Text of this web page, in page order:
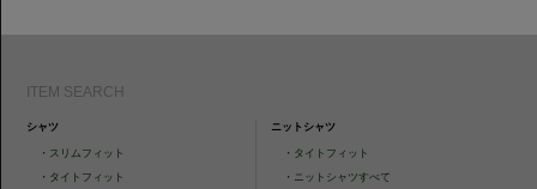
ITEM SEARCH
シャツ
・ スリムフィット
・ タイトフィット
ニットシャツ
・ タイトフィット
・ ニットシャツすべて